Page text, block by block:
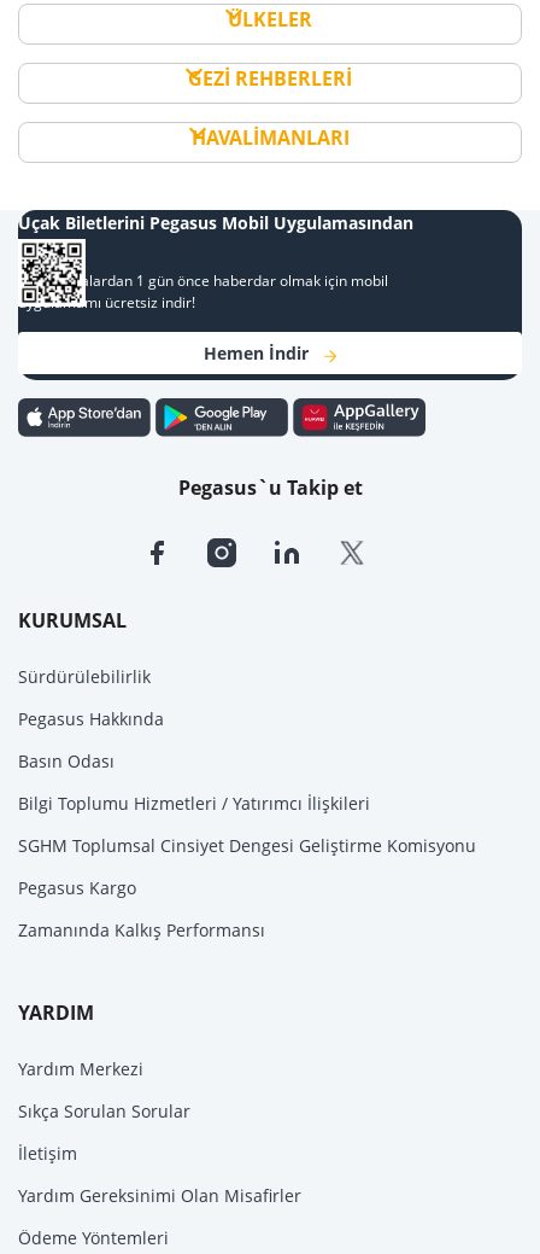
ÜLKELER
GEZİ REHBERLERİ
HAVALİMANLARI
KURUMSAL
Sürdürülebilirlik
Pegasus Hakkında
Basın Odası
Bilgi Toplumu Hizmetleri / Yatırımcı İlişkileri
SGHM Toplumsal Cinsiyet Dengesi Geliştirme Komisyonu
Pegasus Kargo
Zamanında Kalkış Performansı
YARDIM
Yardım Merkezi
Sıkça Sorulan Sorular
İletişim
Yardım Gereksinimi Olan Misafirler
Ödeme Yöntemleri
Uçak Biletlerini Pegasus Mobil Uygulamasından
Al
Kampanyalardan 1 gün önce haberdar olmak için mobil
uygulamamı ücretsiz indir!
Hemen İndir
Pegasus`u Takip et